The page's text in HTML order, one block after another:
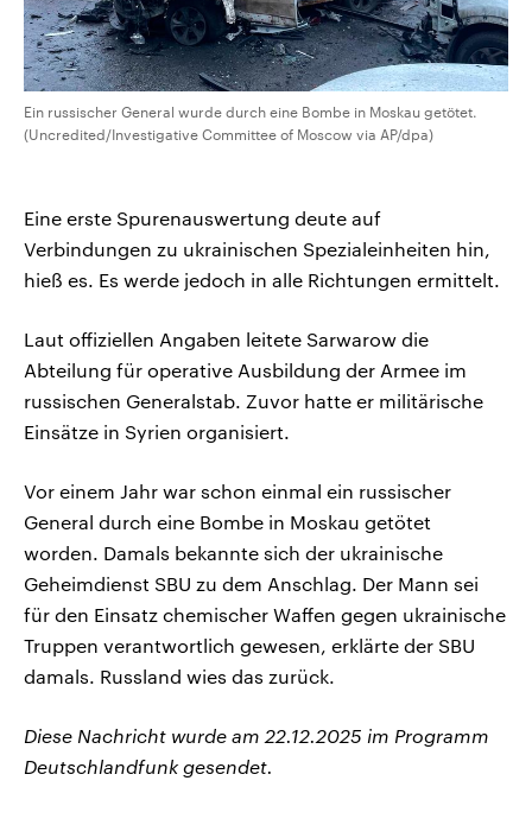
Ein russischer General wurde durch eine Bombe in Moskau getötet.
(Uncredited/Investigative Committee of Moscow via AP/dpa)
Eine erste Spurenauswertung deute auf
Verbindungen zu ukrainischen Spezialeinheiten hin,
hieß es. Es werde jedoch in alle Richtungen ermittelt.
Laut offiziellen Angaben leitete Sarwarow die
Abteilung für operative Ausbildung der Armee im
russischen Generalstab. Zuvor hatte er militärische
Einsätze in Syrien organisiert.
Vor einem Jahr war schon einmal ein russischer
General durch eine Bombe in Moskau getötet
worden. Damals bekannte ​sich der ​ukrainische
Geheimdienst SBU zu dem Anschlag. Der Mann sei
für den Einsatz chemischer Waffen gegen ukrainische
Truppen verantwortlich gewesen, erklärte der SBU
damals. Russland wies das zurück.
Diese Nachricht wurde am 22.12.2025 im Programm
Deutschlandfunk gesendet.